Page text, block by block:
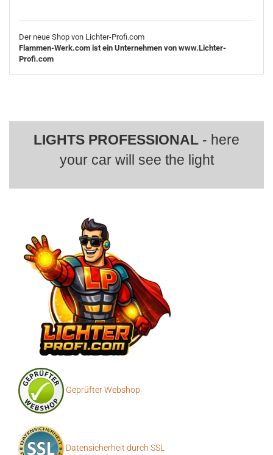
Der neue Shop von Lichter-Profi.com
Flammen-Werk.com ist ein Unternehmen von www.Lichter-
Profi.com
LIGHTS PROFESSIONAL - here
your car will see the light
Geprüfter Webshop
Datensicherheit durch SSL